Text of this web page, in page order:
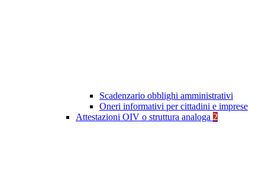
Scadenzario obblighi amministrativi
Oneri informativi per cittadini e imprese
Attestazioni OIV o struttura analoga 2